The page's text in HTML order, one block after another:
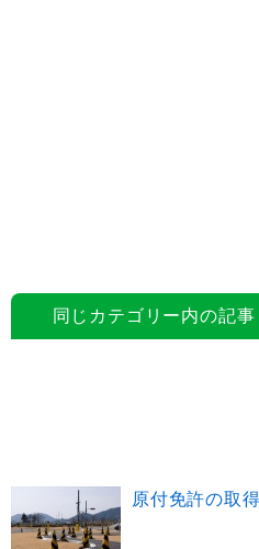
同じカテゴリー内の記事
原付免許の取